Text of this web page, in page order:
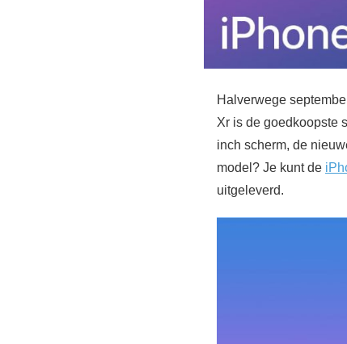
Halverwege
Xr is de goedkoopste
inch scherm, de
model? Je kunt de
uitgeleverd.